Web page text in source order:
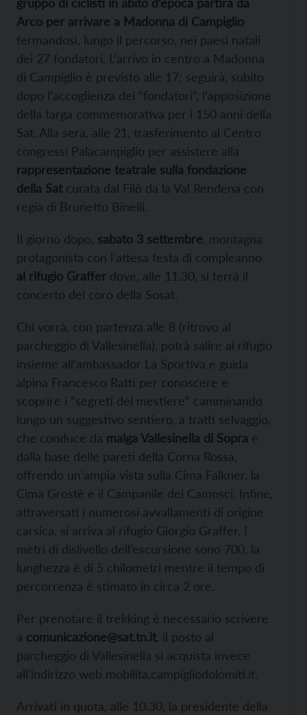
Arco per arrivare a Madonna di Campiglio
fermandosi, lungo il percorso, nei paesi natali
dei 27 fondatori. L’arrivo in centro a Madonna
di Campiglio è previsto alle 17; seguirà, subito
dopo l’accoglienza dei “fondatori”, l’apposizione
della targa commemorativa per i 150 anni della
Sat. Alla sera, alle 21, trasferimento al Centro
congressi Palacampiglio per assistere alla
rappresentazione teatrale sulla fondazione
della Satcurata dal Filò da la Val Rendena con
regia di Brunetto Binelli.
Il giorno dopo, sabato 3 settembre , montagna
protagonista con l’attesa festa di compleanno
al rifugio Graffer dove, alle 11.30, si terrà il
concerto del coro della Sosat.
Chi vorrà, con partenza alle 8 (ritrovo al
parcheggio di Vallesinella), potrà salire al rifugio
insieme all’ambassador La Sportiva e guida
alpina Francesco Ratti per conoscere e
scoprire i “segreti del mestiere” camminando
lungo un suggestivo sentiero, a tratti selvaggio,
che conduce da malga Vallesinella di Sopra e
dalla base delle pareti della Corna Rossa,
offrendo un’ampia vista sulla Cima Falkner, la
Cima Grostè e il Campanile dei Camosci. Infine,
attraversati i numerosi avvallamenti di origine
carsica, si arriva al rifugio Giorgio Graffer. I
metri di dislivello dell’escursione sono 700, la
lunghezza è di 5 chilometri mentre il tempo di
percorrenza è stimato in circa 2 ore.
Per prenotare il trekking è necessario scrivere
a comunicazione@sat.tn.it, il posto al
parcheggio di Vallesinella si acquista invece
all’indirizzo web mobilita.campigliodolomiti.it.
Arrivati in quota, alle 10.30, la presidente della